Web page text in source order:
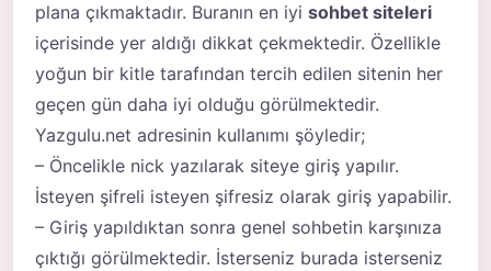
plana çıkmaktadır. Buranın en iyi sohbet siteleri
içerisinde yer aldığı dikkat çekmektedir. Özellikle
yoğun bir kitle tarafından tercih edilen sitenin her
geçen gün daha iyi olduğu görülmektedir.
Yazgulu.net adresinin kullanımı şöyledir;
– Öncelikle nick yazılarak siteye giriş yapılır.
İsteyen şifreli isteyen şifresiz olarak giriş yapabilir.
– Giriş yapıldıktan sonra genel sohbetin karşınıza
çıktığı görülmektedir. İsterseniz burada isterseniz